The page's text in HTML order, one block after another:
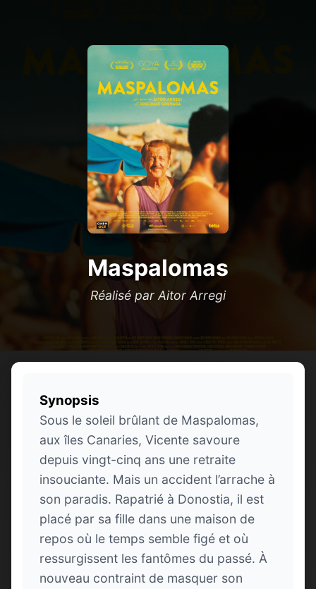
Maspalomas
Réalisé par Aitor Arregi
Synopsis
Sous le soleil brûlant de Maspalomas,
aux îles Canaries, Vicente savoure
depuis vingt-cinq ans une retraite
insouciante. Mais un accident l’arrache à
son paradis. Rapatrié à Donostia, il est
placé par sa fille dans une maison de
repos où le temps semble figé et où
ressurgissent les fantômes du passé. À
nouveau contraint de masquer son